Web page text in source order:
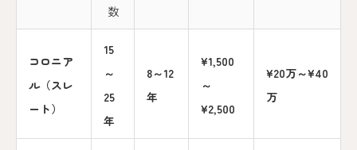
数
コロニア
ル（スレ
ート）
15
～
25
年
8～12
年
¥1,500
～
¥2,500
¥20万～¥40
万